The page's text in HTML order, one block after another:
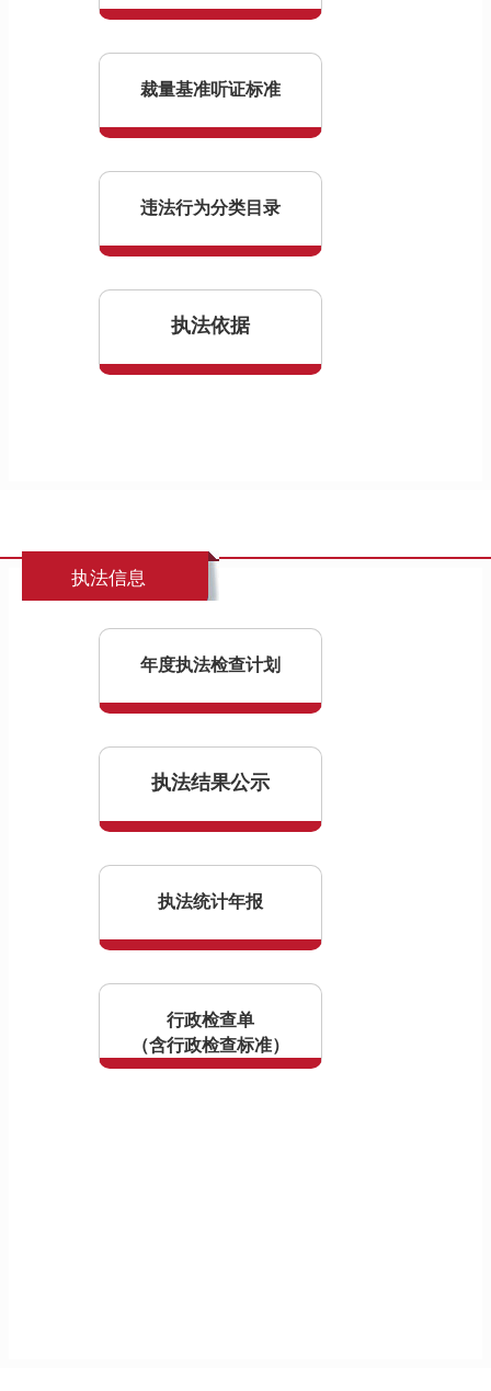
裁量基准听证标准
违法行为分类目录
执法依据
执法信息
年度执法检查计划
执法结果公示
执法统计年报
行政检查单
（含行政检查标准）